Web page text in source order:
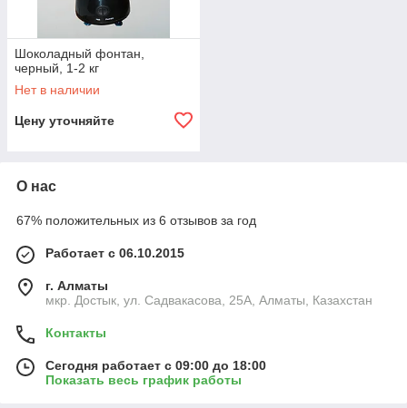
Шоколадный фонтан,
черный, 1-2 кг
Нет в наличии
Цену уточняйте
О нас
67% положительных из 6 отзывов за год
Работает с 06.10.2015
г. Алматы
мкр. Достык, ул. Садвакасова, 25А, Алматы, Казахстан
Контакты
Сегодня работает с 09:00 до 18:00
Показать весь график работы